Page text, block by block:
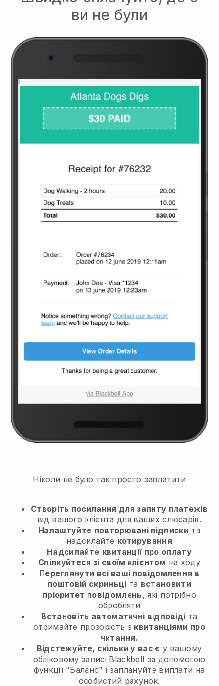
ви не були
Ніколи не було так просто заплатити
Створіть посилання для запиту платежів
від вашого клієнта для ваших слюсарів.
Налаштуйте повторювані підписки та
надсилайте котирування
Надсилайте квитанції про оплату
Спілкуйтеся зі своїм клієнтом на ходу
Переглянути всі ваші повідомлення в
поштовій скриньці та встановити
пріоритет повідомлень, які потрібно
обробляти
Встановіть автоматичні відповіді та
отримайте прозорість з квитанціями про
читання.
Відстежуйте, скільки у вас є у вашому
обліковому записі Blackbell за допомогою
функції "Баланс" і заплануйте виплати на
особистий рахунок.